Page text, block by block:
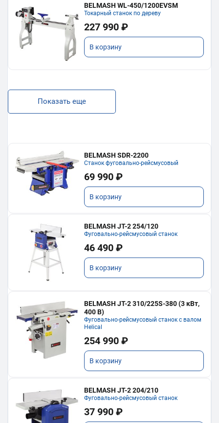
BELMASH WL-450/1200EVSM
Токарный станок по дереву
227 990 ₽
В корзину
Показать еще
BELMASH SDR-2200
Станок фуговально-рейсмусовый
69 990 ₽
В корзину
BELMASH JT-2 254/120
Фуговально-рейсмусовый станок
46 490 ₽
В корзину
BELMASH JT-2 310/225S-380 (3 кВт,
400 В)
Фуговально-рейсмусовый станок с валом
Helical
254 990 ₽
В корзину
BELMASH JT-2 204/210
Фуговально-рейсмусовый станок
37 990 ₽